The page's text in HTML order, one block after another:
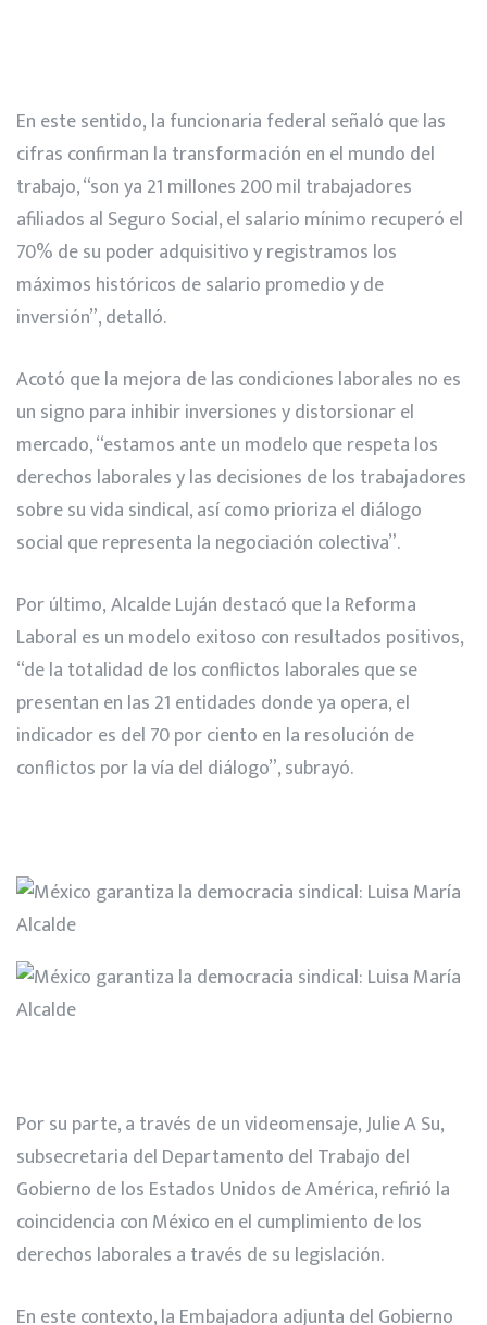
En este sentido, la funcionaria federal señaló que las
cifras confirman la transformación en el mundo del
trabajo, “son ya 21 millones 200 mil trabajadores
afiliados al Seguro Social, el salario mínimo recuperó el
70% de su poder adquisitivo y registramos los
máximos históricos de salario promedio y de
inversión”, detalló.
Acotó que la mejora de las condiciones laborales no es
un signo para inhibir inversiones y distorsionar el
mercado, “estamos ante un modelo que respeta los
derechos laborales y las decisiones de los trabajadores
sobre su vida sindical, así como prioriza el diálogo
social que representa la negociación colectiva”.
Por último, Alcalde Luján destacó que la Reforma
Laboral es un modelo exitoso con resultados positivos,
“de la totalidad de los conflictos laborales que se
presentan en las 21 entidades donde ya opera, el
indicador es del 70 por ciento en la resolución de
conflictos por la vía del diálogo”, subrayó.
Por su parte, a través de un videomensaje, Julie A Su,
subsecretaria del Departamento del Trabajo del
Gobierno de los Estados Unidos de América, refirió la
coincidencia con México en el cumplimiento de los
derechos laborales a través de su legislación.
En este contexto, la Embajadora adjunta del Gobierno